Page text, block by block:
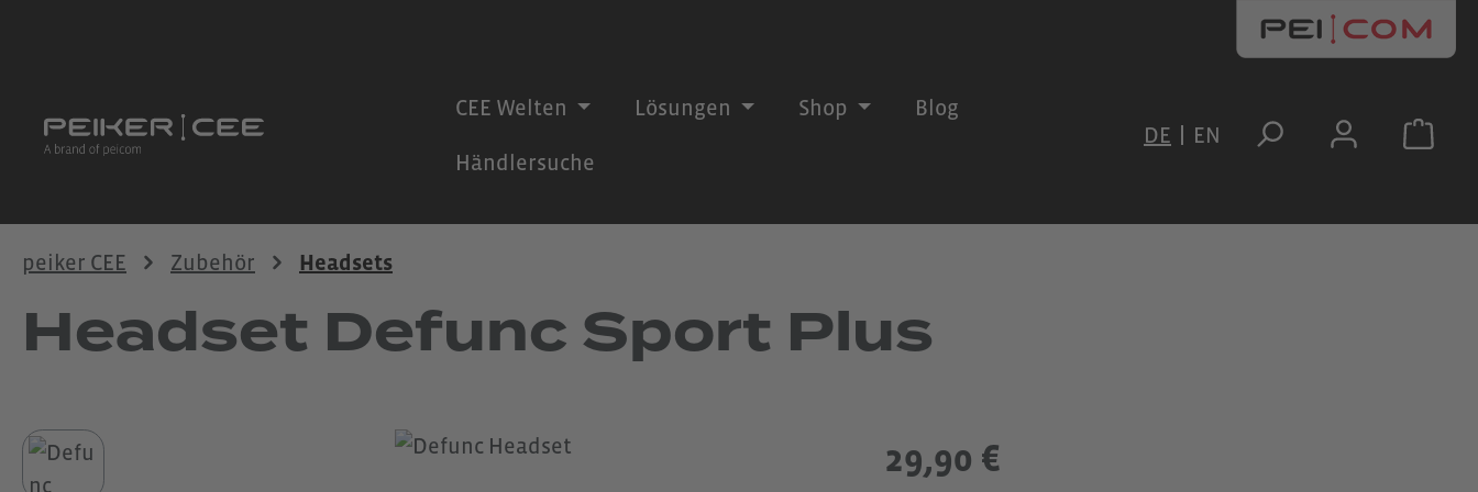
CEE Welten Lösungen Shop Blog
Händlersuche
DE EN
peiker CEE Zubehör Headsets
Headset Defunc Sport Plus
Bildergalerie überspringen 29,90 €